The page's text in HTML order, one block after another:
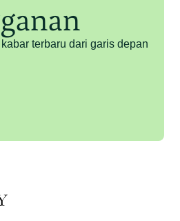
terbaru dari garis depan